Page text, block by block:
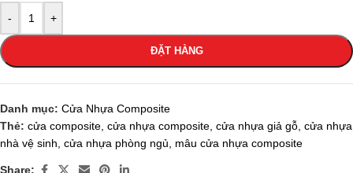
- +
ĐẶT HÀNG
Danh mục: Cửa Nhựa Composite
Thẻ: cửa composite cửa nhựa composite cửa nhựa giả gỗ cửa nhựa
nhà vệ sinh cửa nhựa phòng ngủ mâu cửa nhựa composite
Share: